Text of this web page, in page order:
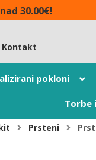
30.00€!
Kontakt
pokloni
Torbe
Prsteni